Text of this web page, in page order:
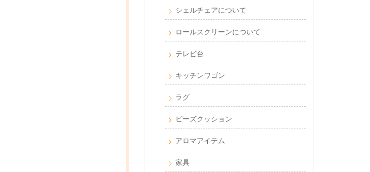
シェルチェアについて
ロールスクリーンについて
テレビ台
キッチンワゴン
ラグ
ビーズクッション
アロマアイテム
家具